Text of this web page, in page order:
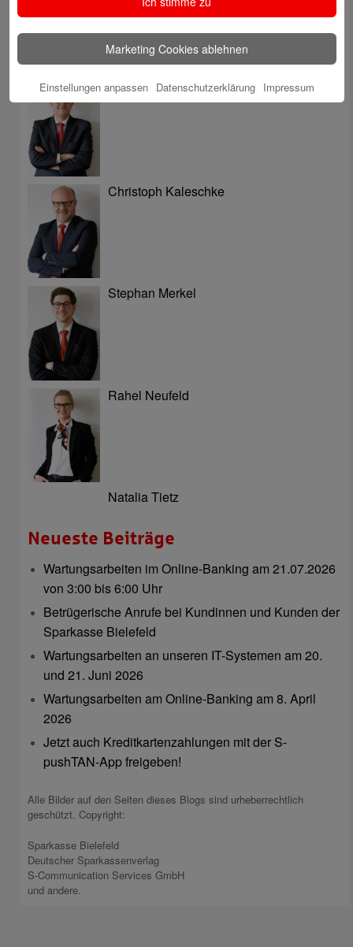
Jens Flachmann
Christoph Kaleschke
Stephan Merkel
Rahel Neufeld
Natalia Tietz
Neueste Beiträge
Wartungsarbeiten im Online-Banking am 21.07.2026
von 3:00 bis 6:00 Uhr
Betrügerische Anrufe bei Kundinnen und Kunden der
Sparkasse Bielefeld
Wartungsarbeiten an unseren IT-Systemen am 20.
und 21. Juni 2026
Wartungsarbeiten am Online-Banking am 8. April
2026
Jetzt auch Kreditkartenzahlungen mit der S-
pushTAN-App freigeben!
Alle Bilder auf den Seiten dieses Blogs sind urheberrechtlich
geschützt. Copyright:
Sparkasse Bielefeld
Deutscher Sparkassenverlag
S-Communication Services GmbH
und andere.
Marketing Cookies ablehnen
Einstellungen anpassen Datenschutzerklärung Impressum